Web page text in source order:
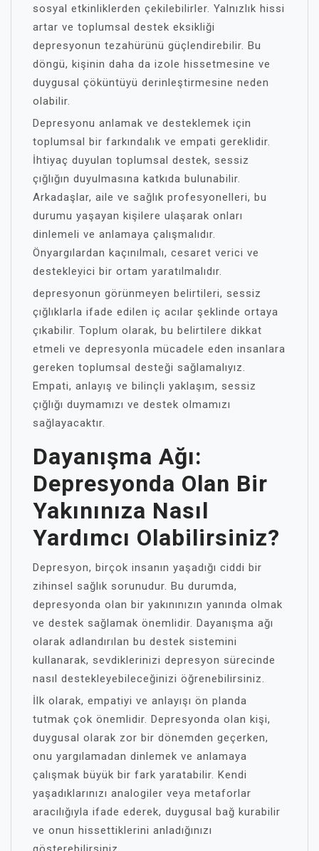
sosyal etkinliklerden çekilebilirler. Yalnızlık hissi
artar ve toplumsal destek eksikliği
depresyonun tezahürünü güçlendirebilir. Bu
döngü, kişinin daha da izole hissetmesine ve
duygusal çöküntüyü derinleştirmesine neden
olabilir.
Depresyonu anlamak ve desteklemek için
toplumsal bir farkındalık ve empati gereklidir.
İhtiyaç duyulan toplumsal destek, sessiz
çığlığın duyulmasına katkıda bulunabilir.
Arkadaşlar, aile ve sağlık profesyonelleri, bu
durumu yaşayan kişilere ulaşarak onları
dinlemeli ve anlamaya çalışmalıdır.
Önyargılardan kaçınılmalı, cesaret verici ve
destekleyici bir ortam yaratılmalıdır.
depresyonun görünmeyen belirtileri, sessiz
çığlıklarla ifade edilen iç acılar şeklinde ortaya
çıkabilir. Toplum olarak, bu belirtilere dikkat
etmeli ve depresyonla mücadele eden insanlara
gereken toplumsal desteği sağlamalıyız.
Empati, anlayış ve bilinçli yaklaşım, sessiz
çığlığı duymamızı ve destek olmamızı
sağlayacaktır.
Dayanışma Ağı:
Depresyonda Olan Bir
Yakınınıza Nasıl
Yardımcı Olabilirsiniz?
Depresyon, birçok insanın yaşadığı ciddi bir
zihinsel sağlık sorunudur. Bu durumda,
depresyonda olan bir yakınınızın yanında olmak
ve destek sağlamak önemlidir. Dayanışma ağı
olarak adlandırılan bu destek sistemini
kullanarak, sevdiklerinizi depresyon sürecinde
nasıl destekleyebileceğinizi öğrenebilirsiniz.
İlk olarak, empatiyi ve anlayışı ön planda
tutmak çok önemlidir. Depresyonda olan kişi,
duygusal olarak zor bir dönemden geçerken,
onu yargılamadan dinlemek ve anlamaya
çalışmak büyük bir fark yaratabilir. Kendi
yaşadıklarınızı analogiler veya metaforlar
aracılığıyla ifade ederek, duygusal bağ kurabilir
ve onun hissettiklerini anladığınızı